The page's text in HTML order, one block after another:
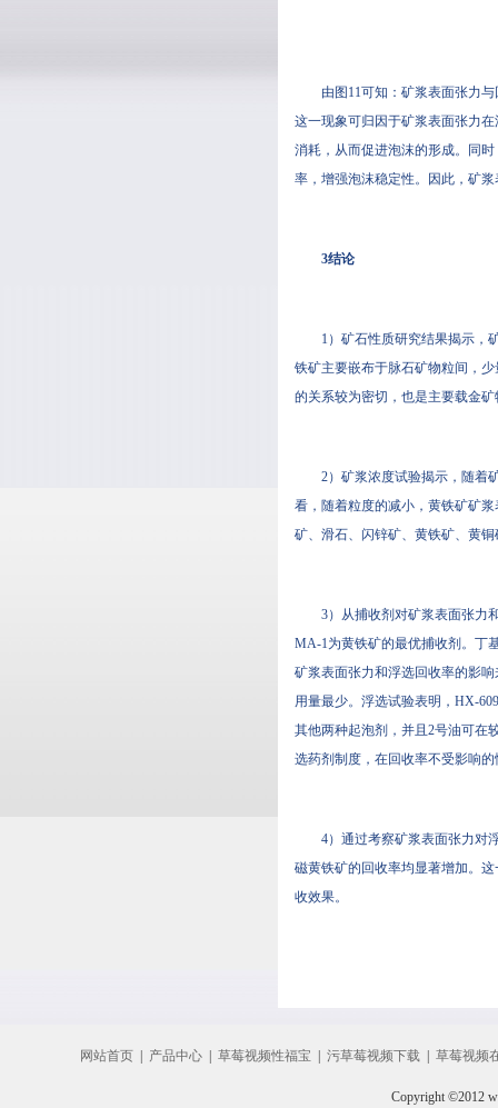
由图11可知：矿浆表面张力
这一现象可归因于矿浆表面张力在
消耗，从而促进泡沫的形成
率，增强泡沫稳定性。因此
3结论
1）矿石性质研究结果揭示，
铁矿主要嵌布于脉石矿物粒间
的关系较为密切，也是主要载金矿物
2）矿浆浓度试验揭示，随
看，随着粒度的减小，黄铁矿
矿、滑石、闪锌矿、黄铁矿、
3）从捕收剂对矿浆表面张力和
MA-1为黄铁矿的最优捕收剂。丁
矿浆表面张力和浮选回收率的影响
用量最少。浮选试验表明，
其他两种起泡剂，并且2号油可在
选药剂制度，在回收率不受影响的情
4）通过考察矿浆表面张力对浮
磁黄铁矿的回收率均显著增加。
收效果。
网站首页 | 产品中心 | 草莓视频性福宝 | 污草莓视频下载 | 草莓视频
Copyright ©2012